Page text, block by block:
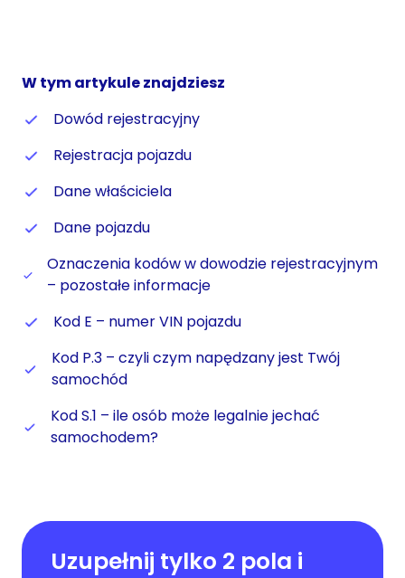
W tym artykule znajdziesz
Dowód rejestracyjny
Rejestracja pojazdu
Dane właściciela
Dane pojazdu
Oznaczenia kodów w dowodzie rejestracyjnym
– pozostałe informacje
Kod E – numer VIN pojazdu
Kod P.3 – czyli czym napędzany jest Twój
samochód
Kod S.1 – ile osób może legalnie jechać
samochodem?
Uzupełnij tylko 2 pola i